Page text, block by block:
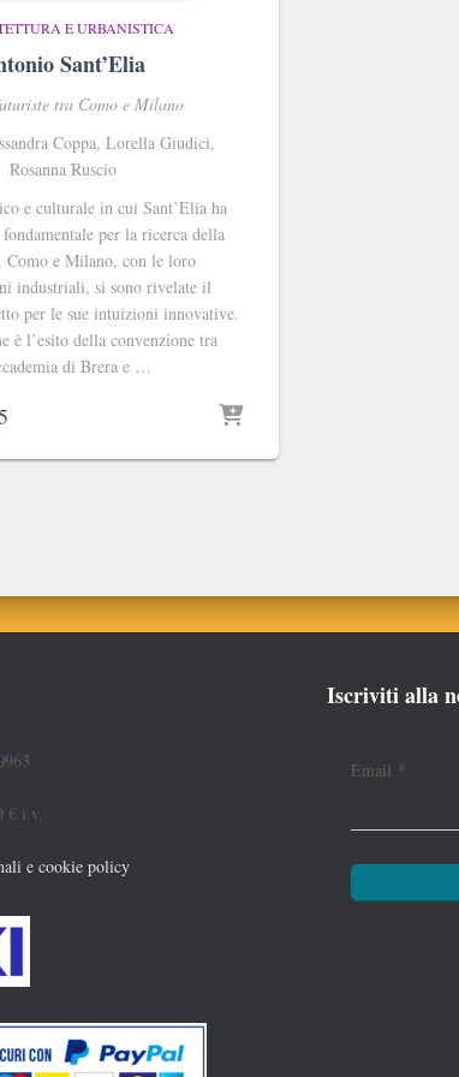
E URBANISTICA
Sant’Elia
tra Como e Milano
Coppa, Lorella Giudici,
Rosanna Ruscio
e culturale in cui Sant’Elia ha
per la ricerca della
Como e Milano, con le loro
industriali, si sono rivelate il
per le sue intuizioni innovative.
è l’esito della convenzione tra
di Brera e …
attuale
€ i.v.
e cookie policy
Iscriviti alla
Email *